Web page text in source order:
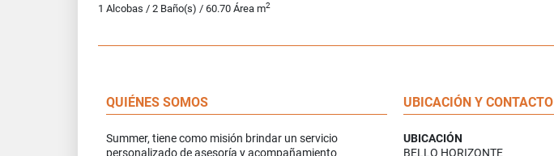
1 Alcobas / 2 Baño(s) / 60.70 Área m2
QUIÉNES SOMOS
Summer, tiene como misión brindar un servicio
personalizado de asesoría y acompañamiento
UBICACIÓN Y CONTACTO
UBICACIÓN
BELLO HORIZONTE